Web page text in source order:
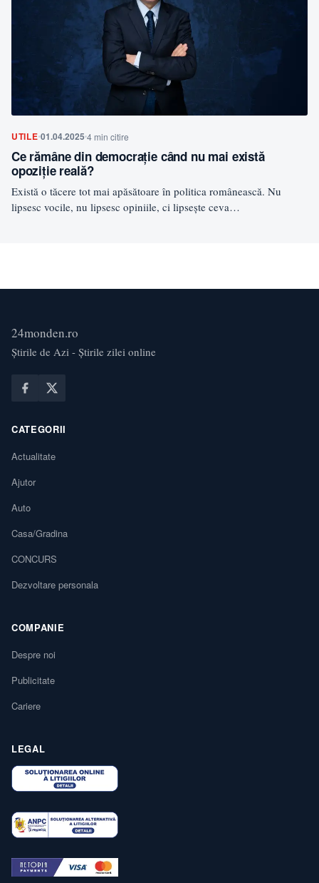
UTILE 01.04.2025 4 min citire
Ce rămâne din democrație când nu mai există
opoziție reală?
Există o tăcere tot mai apăsătoare în politica românească. Nu
lipsesc vocile, nu lipsesc opiniile, ci lipsește ceva…
24monden.ro
Știrile de Azi - Știrile zilei online
CATEGORII
Actualitate
Ajutor
Auto
Casa/Gradina
CONCURS
Dezvoltare personala
COMPANIE
Despre noi
Publicitate
Cariere
LEGAL